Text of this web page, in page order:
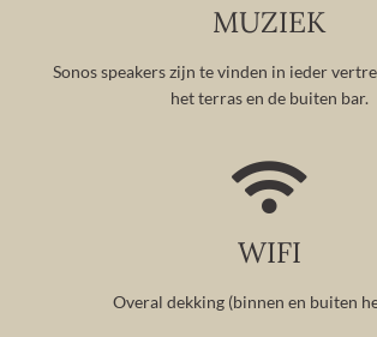
MUZIEK
Sonos speakers zijn te vinden in ieder
het terras en de buiten bar.
WIFI
Overal dekking (binnen en buiten